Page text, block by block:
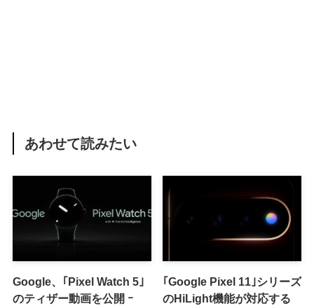
あわせて読みたい
Google、｢Pixel Watch 5｣
のティザー動画を公開 ｰ
｢Google Pixel 11｣シリーズ
のHiLight機能が対応する